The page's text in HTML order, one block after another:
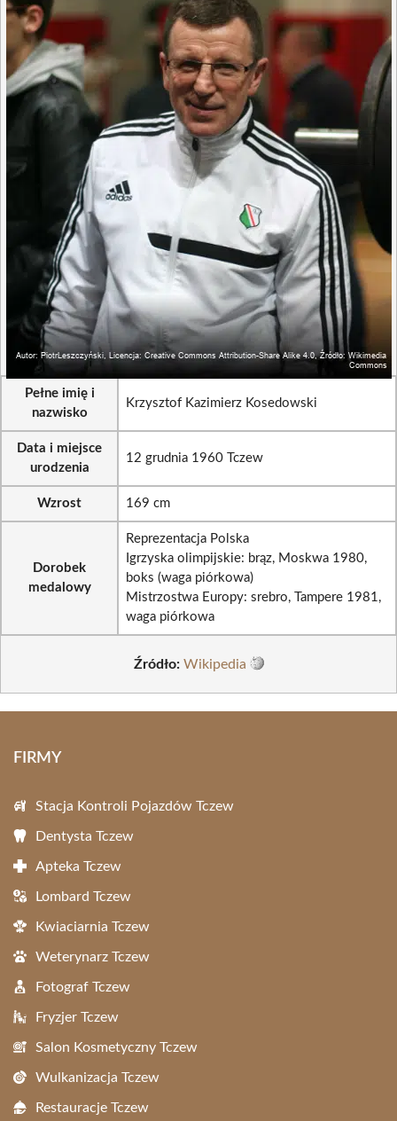
Pełne imię i
nazwisko
Krzysztof Kazimierz Kosedowski
Data i miejsce
urodzenia
12 grudnia 1960 Tczew
Wzrost 169 cm
Dorobek
medalowy
Reprezentacja Polska
Igrzyska olimpijskie: brąz, Moskwa 1980,
boks (waga piórkowa)
Mistrzostwa Europy: srebro, Tampere 1981,
waga piórkowa
Źródło: Wikipedia
FIRMY
Stacja Kontroli Pojazdów Tczew
Dentysta Tczew
Apteka Tczew
Lombard Tczew
Kwiaciarnia Tczew
Weterynarz Tczew
Fotograf Tczew
Fryzjer Tczew
Salon Kosmetyczny Tczew
Wulkanizacja Tczew
Restauracje Tczew